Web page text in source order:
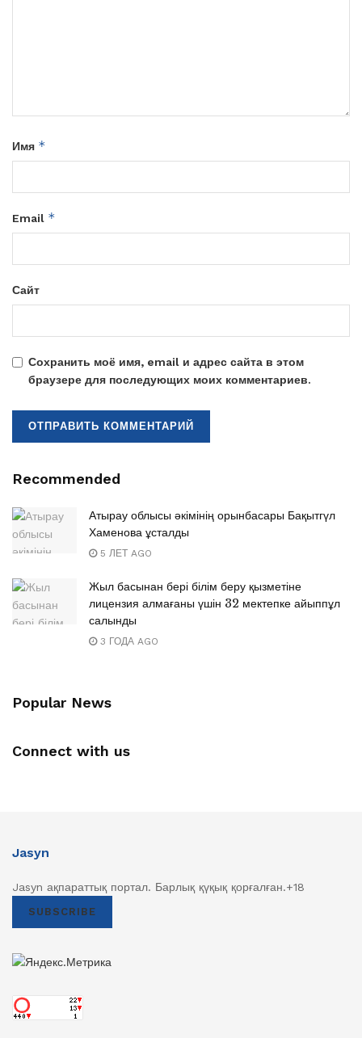
Имя *
Email *
Сайт
Сохранить моё имя, email и адрес сайта в этом
браузере для последующих моих комментариев.
Recommended
Атырау облысы әкімінің орынбасары Бақытгүл
Хаменова ұсталды
5 ЛЕТ AGO
Жыл басынан бері білім беру қызметіне
лицензия алмағаны үшін 32 мектепке айыппұл
салынды
3 ГОДА AGO
Popular News
Connect with us
Jasyn
Jasyn ақпараттық портал. Барлық қүқық қорғалған.+18
SUBSCRIBE